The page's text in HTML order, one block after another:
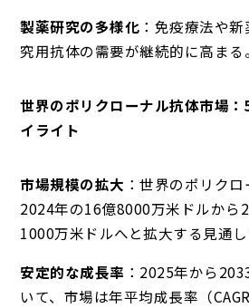
製薬研究の多様化 ：免疫療法や
究用抗体の需要が継続的に高まる。
世界のポリクローナル抗体市場
イライト
市場規模の拡大 ：世界のポリクロ
2024年の16億8000万米ドルから
1000万米ドルへと拡大する見通し
安定的な成長率 ：2025年から
いて、市場は年平均成長率（